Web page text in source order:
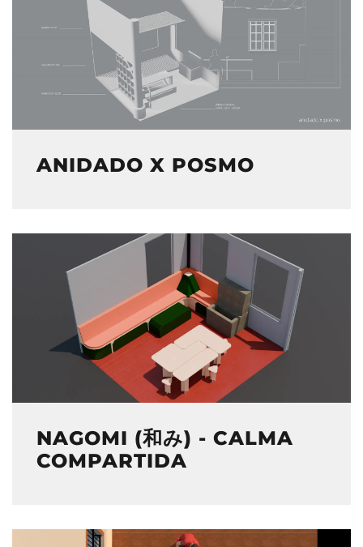
ANIDADO X POSMO
NAGOMI (和み) - CALMA
COMPARTIDA